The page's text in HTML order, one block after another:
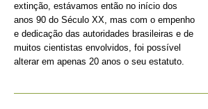
extinção, estávamos então no início dos
anos 90 do Século XX, mas com o empenho
e dedicação das autoridades brasileiras e de
muitos cientistas envolvidos, foi possível
alterar em apenas 20 anos o seu estatuto.